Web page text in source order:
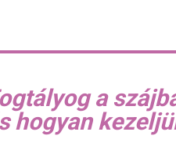
a
hogyan